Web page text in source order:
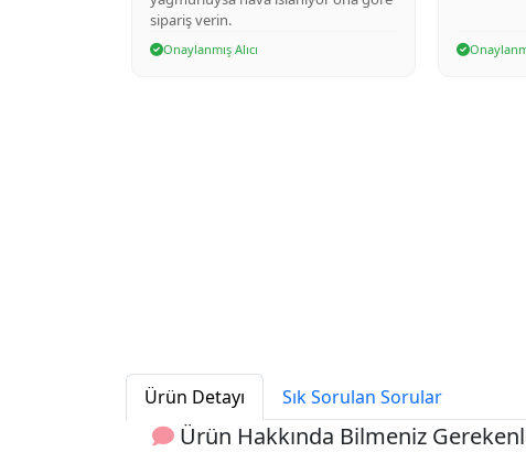
Onaylanmış Alıcı
Ürün Detayı Sık Sorulan Sorular
Ürün Hakkında Bilmeniz